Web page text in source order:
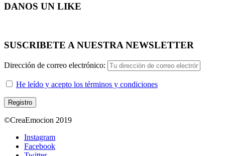
DANOS UN LIKE
SUSCRIBETE A NUESTRA NEWSLETTER
Dirección de correo electrónico:
He leído y acepto los términos y condiciones
©CreaEmocion 2019
Instagram
Facebook